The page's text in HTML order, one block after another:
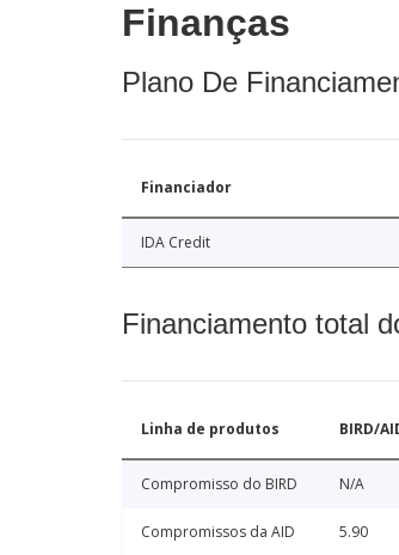
Finanças
Plano De
Financiador
IDA Credit
Financiamento total
Linha de produtos BIRD/
Compromisso do BIRD N/A
Compromissos da AID 5.90